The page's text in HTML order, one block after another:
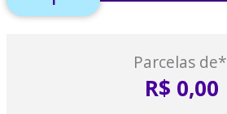
Parcelas de*
R$ 0,00